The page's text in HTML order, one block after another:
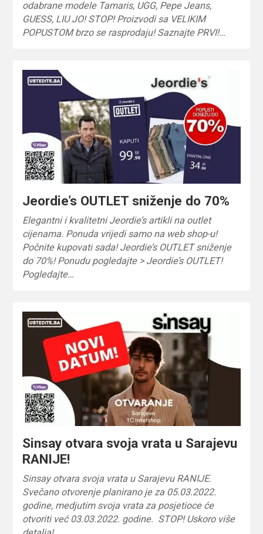
odabrane modele Tamaris, UGG, Pepe Jeans,
GUESS, LIU JO! STOP! Proizvodi sa VELIKIM
POPUSTOM brzo se rasprodaju! Saznajte PRVI!…
Jeordie’s OUTLET sniženje do 70%
Elegantni i kvalitetni Jeordie’s artikli na outlet
cijenama. Ponuda vrijedi samo na web shop-u!
Počnite kupovati sada! Jeordie’s OUTLET sniženje
do 70%! Ponudu pogledajte > Jeordie’s OUTLET!
Pogledajte…
Sinsay otvara svoja vrata u Sarajevu
RANIJE!
Sinsay otvara svoja vrata u Sarajevu RANIJE.
Svečano otvorenje planirano je za 05.03.2022.
godine, medjutim svoja vrata za posjetioce će
otvoriti već 03.03.2022. godine. STOP! Uskoro više